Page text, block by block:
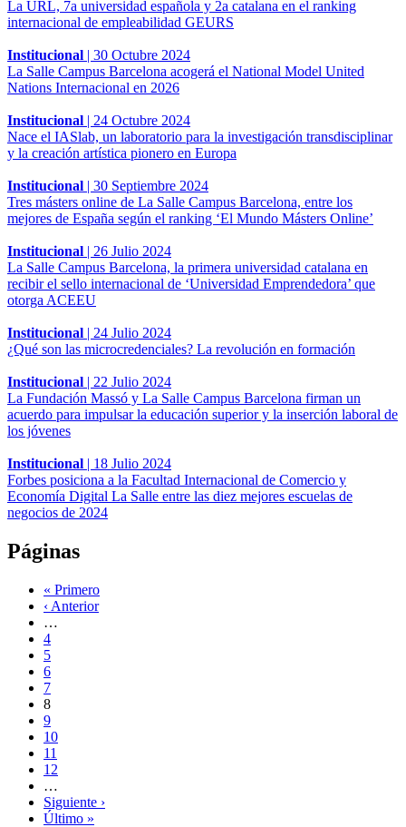
La URL, 7a universidad española y 2a catalana en el ranking
internacional de empleabilidad GEURS
Institucional | 30 Octubre 2024
La Salle Campus Barcelona acogerá el National Model United
Nations Internacional en 2026
Institucional | 24 Octubre 2024
Nace el IASlab, un laboratorio para la investigación transdisciplinar
y la creación artística pionero en Europa
Institucional | 30 Septiembre 2024
Tres másters online de La Salle Campus Barcelona, entre los
mejores de España según el ranking ‘El Mundo Másters Online’
Institucional | 26 Julio 2024
La Salle Campus Barcelona, la primera universidad catalana en
recibir el sello internacional de ‘Universidad Emprendedora’ que
otorga ACEEU
Institucional | 24 Julio 2024
¿Qué son las microcredenciales? La revolución en formación
Institucional | 22 Julio 2024
La Fundación Massó y La Salle Campus Barcelona firman un
acuerdo para impulsar la educación superior y la inserción laboral de
los jóvenes
Institucional | 18 Julio 2024
Forbes posiciona a la Facultad Internacional de Comercio y
Economía Digital La Salle entre las diez mejores escuelas de
negocios de 2024
Páginas
« Primero
‹ Anterior
…
4
5
6
7
8
9
10
11
12
…
Siguiente ›
Último »